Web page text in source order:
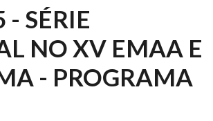
SÉRIE
NO XV EMAA E
- PROGRAMA